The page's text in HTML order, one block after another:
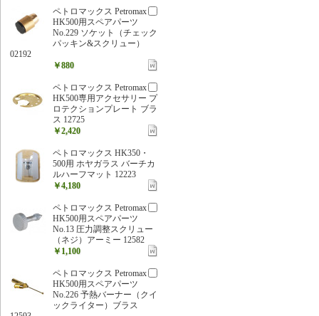
ペトロマックス Petromax
HK500用スペアパーツ
No.229 ソケット（チェック
パッキン&スクリュー）
02192
￥880
ペトロマックス Petromax
HK500専用アクセサリー プ
ロテクションプレート ブラ
ス 12725
￥2,420
ペトロマックス HK350・
500用 ホヤガラス バーチカ
ルハーフマット 12223
￥4,180
ペトロマックス Petromax
HK500用スペアパーツ
No.13 圧力調整スクリュー
（ネジ）アーミー 12582
￥1,100
ペトロマックス Petromax
HK500用スペアパーツ
No.226 予熱バーナー（クイ
ックライター）ブラス